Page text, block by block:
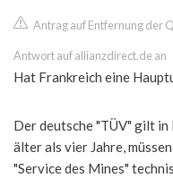
Antrag auf Entfernung der
Antwort auf allianzdirect.de an
Hat Frankreich eine
Der deutsche "TÜV" gilt
älter als vier Jahre,
"Service des Mines"